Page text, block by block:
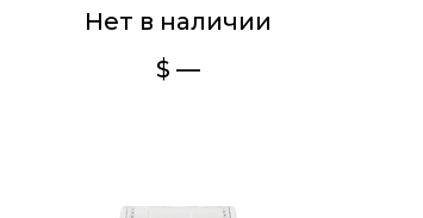
Нет в наличии
$ —